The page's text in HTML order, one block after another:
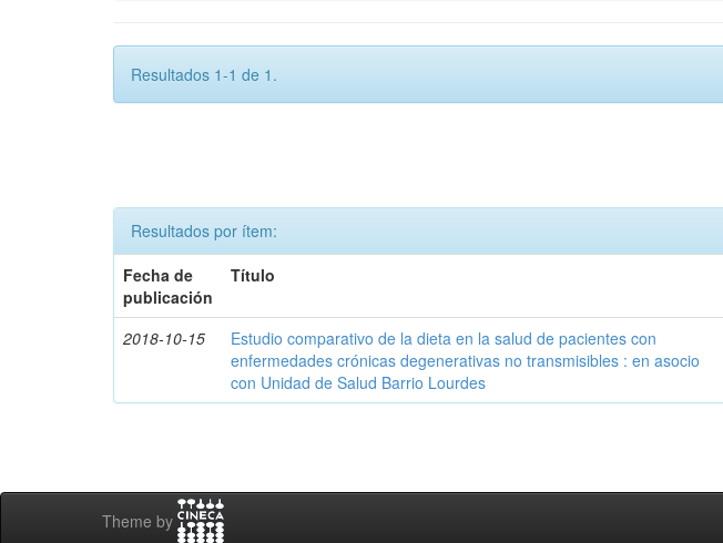
Resultados 1-1 de 1.
Resultados por ítem:
Fecha de
publicación
Título
2018-10-15
Estudio comparativo de la dieta en la salud de pacientes con
enfermedades crónicas degenerativas no transmisibles : en asocio
con Unidad de Salud Barrio Lourdes
Theme by